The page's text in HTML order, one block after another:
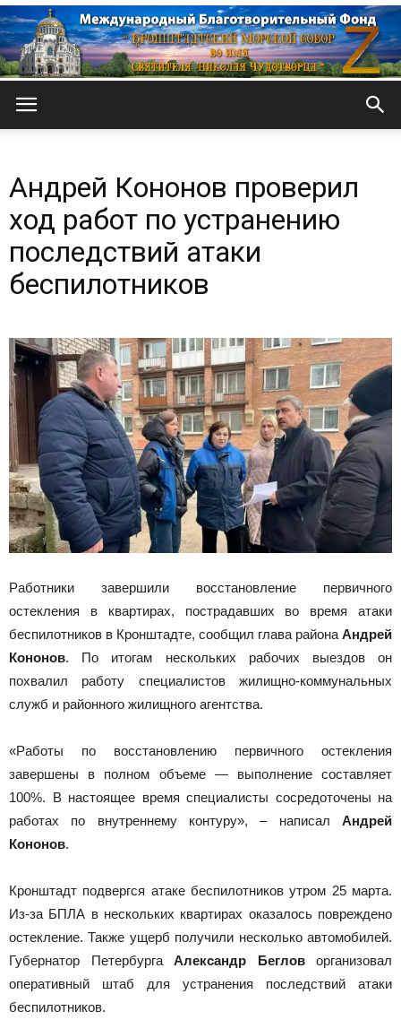
Морской
собор
Андрей Кононов проверил
ход работ по устранению
последствий атаки
беспилотников
Работники завершили восстановление первичного
остекления в квартирах, пострадавших во время атаки
беспилотников в Кронштадте, сообщил глава районаАндрей
Кононов. По итогам нескольких рабочих выездов он
похвалил работу специалистов жилищно-коммунальных
служб и районного жилищного агентства.
«Работы по восстановлению первичного остекления
завершены в полном объеме — выполнение составляет
100%. В настоящее время специалисты сосредоточены на
работах по внутреннему контуру», – написал Андрей
Кононов.
Кронштадт подвергся атаке беспилотников утром 25 марта.
Из-за БПЛА в нескольких квартирах оказалось повреждено
остекление. Также ущерб получили несколько автомобилей.
Губернатор Петербурга Александр Бегловорганизовал
оперативный штаб для устранения последствий атаки
беспилотников.